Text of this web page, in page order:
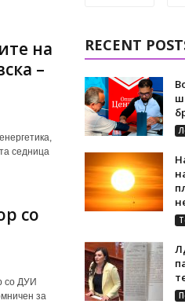
на
–
седница
со
со ДУИ
за
RECENT